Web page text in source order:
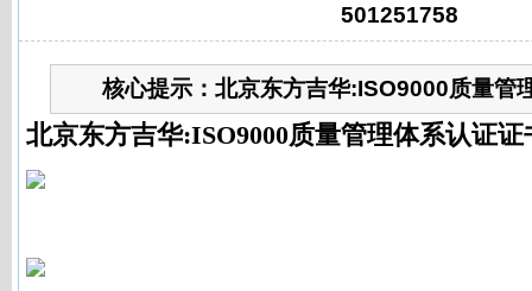
501251758
核心提示： 北京东方吉华:ISO9000质量管
北京东方吉华:ISO9000质量管理体系认证证